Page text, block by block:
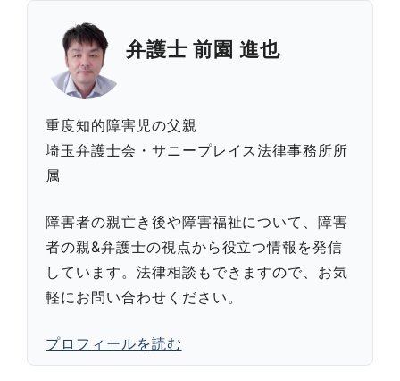
弁護士 前園 進也
重度知的障害児の父親
埼玉弁護士会・サニープレイス法律事務所所
属
障害者の親亡き後や障害福祉について、障害
者の親&弁護士の視点から役立つ情報を発信
しています。法律相談もできますので、お気
軽にお問い合わせください。
プロフィールを読む